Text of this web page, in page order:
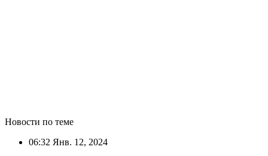
Новости по теме
06:32 Янв. 12, 2024